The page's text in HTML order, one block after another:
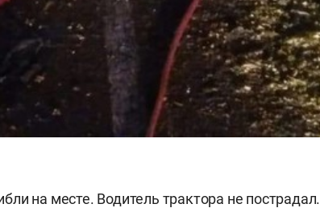
на месте. Водитель трактора не пострадал.